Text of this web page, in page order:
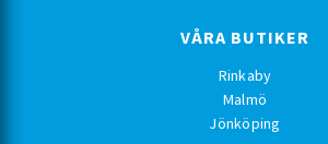
VÅRA BUTIKER
Rinkaby
Malmö
Jönköping